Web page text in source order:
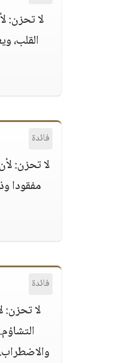
لا تحزن:
القلب،
فائدة
لا تحزن:
مفقودا
فائدة
لا تحزن:
التشاؤم.
والاضطراب.